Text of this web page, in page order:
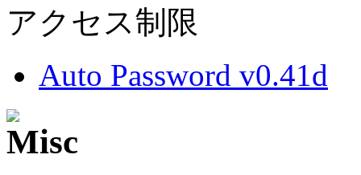
アクセス制限
Auto Password v0.41d